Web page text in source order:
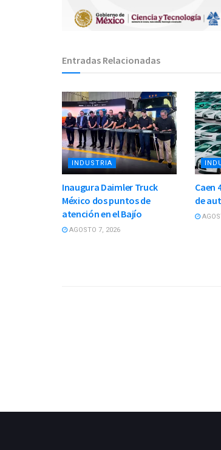
Entradas Relacionadas
INDUSTRIA
Inaugura Daimler Truck
México dos puntos de
atención en el Bajío
AGOSTO 7, 2026
Caen
de